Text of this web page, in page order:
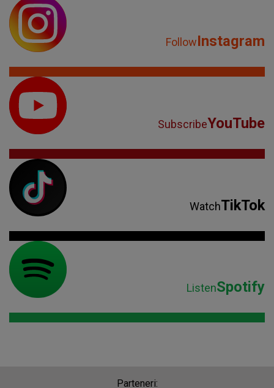
FollowInstagram
SubscribeYouTube
WatchTikTok
ListenSpotify
Parteneri: